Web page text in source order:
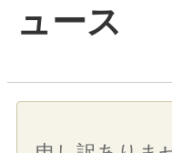
ュース